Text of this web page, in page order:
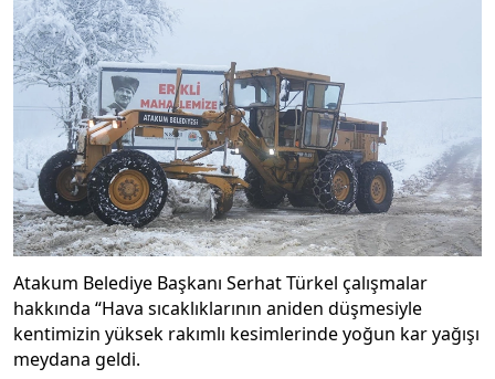
Atakum Belediye Başkanı Serhat Türkel çalışmalar
hakkında “Hava sıcaklıklarının aniden düşmesiyle
kentimizin yüksek rakımlı kesimlerinde yoğun kar yağışı
meydana geldi.